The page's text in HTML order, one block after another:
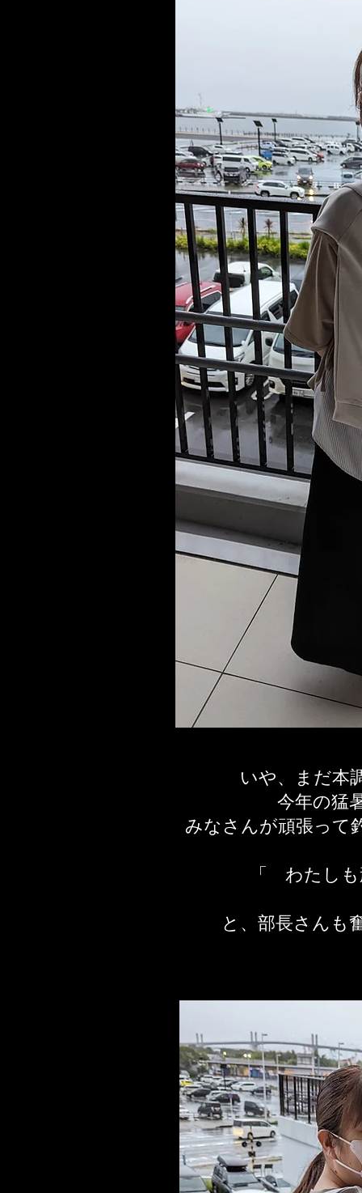
いや、まだ本
今年の猛
みなさんが頑張って
「 わたし
と、部長さんも